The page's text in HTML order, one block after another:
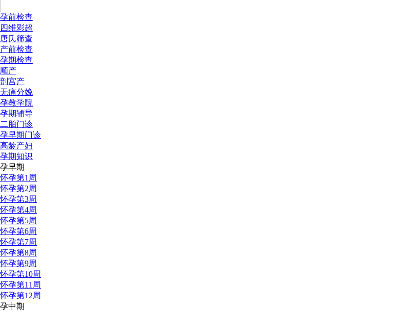
孕前检查
四维彩超
唐氏筛查
产前检查
孕期检查
顺产
剖宫产
无痛分娩
孕教学院
孕期辅导
二胎门诊
孕早期门诊
高龄产妇
孕期知识
孕早期
怀孕第1周
怀孕第2周
怀孕第3周
怀孕第4周
怀孕第5周
怀孕第6周
怀孕第7周
怀孕第8周
怀孕第9周
怀孕第10周
怀孕第11周
怀孕第12周
孕中期